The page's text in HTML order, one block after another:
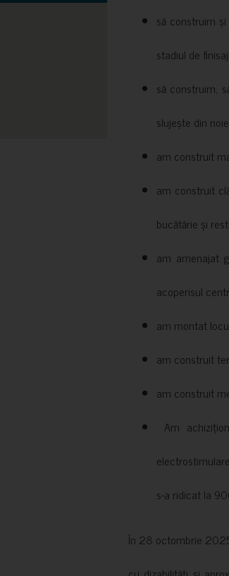
să construim
stadiul de
să construim,
slujește din
am construit
am construit
bucătărie și
am amenajat
acoperisul
am montat
am construit
am construit
Am
s-a ridicat la
În 28 octombrie